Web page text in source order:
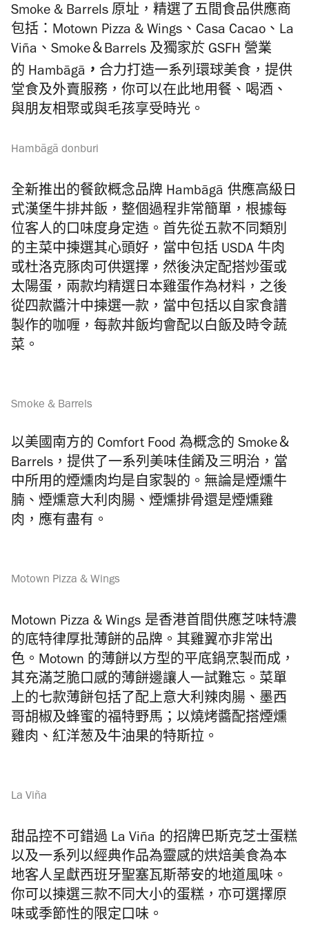
Smoke & Barrels 原址，精選了五間食品供應商
包括：Motown Pizza & Wings、Casa Cacao、La
Viña、Smoke＆Barrels 及獨家於 GSFH 營業
的 Hambāgā ， 合力打造一系列環球美食， 提供
堂食及外賣服務，你 可以在此地用餐、 喝酒、
與朋友相聚或與毛孩享受時光。
Hambāgā donburi
全新推出的餐飲概念品牌 Hambāgā 供應高級日
式漢堡牛排丼飯，整個過程非常簡單， 根據每
位客人的口味度身定造。首先從五款不同類別
的主菜中揀選其心頭好， 當中包括 USDA 牛肉
或杜洛克豚肉可供選擇， 然後決定配搭炒蛋或
太陽蛋，兩款均精選日本雞蛋作為材料， 之後
從四款醬汁中揀選一款，當中包括以自家食譜
製作的咖喱， 每款丼飯均會配以白飯及時令蔬
菜 。
Smoke & Barrels
以美國南方的 Comfort Food 為概念的 Smoke＆
Barrels，提供了一系列美味佳餚及三明治， 當
中所用的煙燻肉均是自家製的。無論是煙燻牛
腩、 煙燻意大利肉腸、煙燻排骨還是煙燻雞
肉，應有盡有。
Motown Pizza & Wings
Motown Pizza & Wings 是香港首間供應芝味特濃
的底特律厚批薄餅的品牌。其雞翼亦非常出
色。Motown 的薄餅以方型的平底鍋烹製而成，
其充滿芝脆口感的薄餅邊讓人一試難忘。菜單
上的七款薄餅包括了配上意大利辣肉腸、 墨西
哥胡椒及蜂蜜的福特野馬；以燒烤醬配搭煙燻
雞肉、 紅洋葱及牛油果的特斯拉。
La Viña
甜品控不可錯過 La Viña 的招牌巴斯克芝士蛋糕
以及一系列以經典作品為靈感的烘焙美食為本
地客人呈獻西班牙聖塞瓦斯蒂安的地道風味。
你可以揀選三款不同大小的蛋糕， 亦可選擇原
味或季節性的限定口味。